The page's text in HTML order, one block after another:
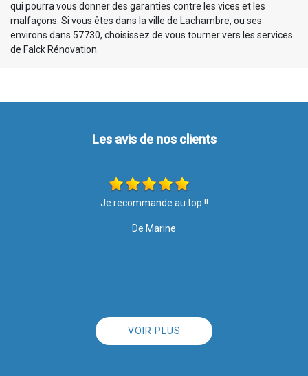
qui pourra vous donner des garanties contre les vices et les
malfaçons. Si vous êtes dans la ville de Lachambre, ou ses
environs dans 57730, choisissez de vous tourner vers les services
de Falck Rénovation.
Les avis de nos clients
Entreprise sérieuse et travail très bien réalisé. Le personnel est
VOIR PLUS